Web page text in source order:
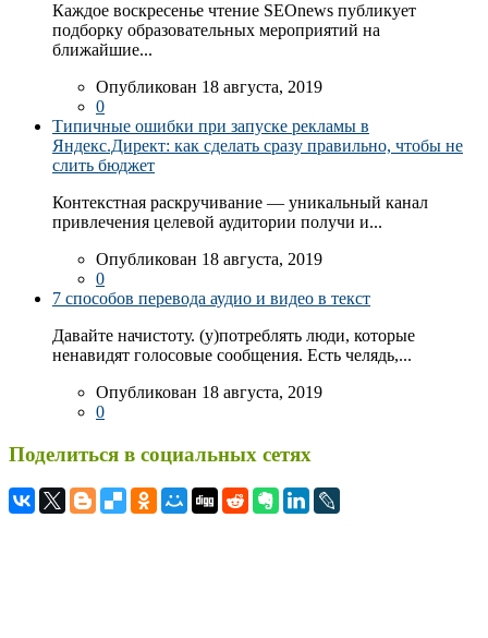
Каждое воскресенье чтение SEOnews публикует
подборку образовательных мероприятий на
ближайшие...
Опубликован 18 августа, 2019
0
Типичные ошибки при запуске рекламы в
Яндекс.Директ: как сделать сразу правильно, чтобы не
слить бюджет
Контекстная раскручивание — уникальный канал
привлечения целевой аудитории получи и...
Опубликован 18 августа, 2019
0
7 способов перевода аудио и видео в текст
Давайте начистоту. (у)потреблять люди, которые
ненавидят голосовые сообщения. Есть челядь,...
Опубликован 18 августа, 2019
0
Поделиться в социальных сетях